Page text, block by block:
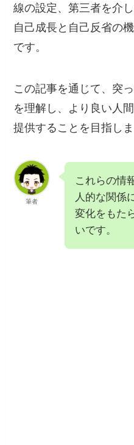
線の設定、第三者を介
自己成長と自己反省の
です。
この記事を通じて、突
を理解し、より良い人
提供することを目指しま
筆者
これらの情
人的な関係
変化をもた
いです。